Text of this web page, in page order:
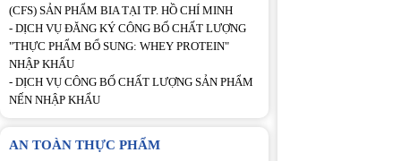
(CFS) SẢN PHẨM BIA TẠI TP. HỒ CHÍ MINH
- DỊCH VỤ ĐĂNG KÝ CÔNG BỐ CHẤT LƯỢNG
"THỰC PHẨM BỔ SUNG: WHEY PROTEIN"
NHẬP KHẨU
- DỊCH VỤ CÔNG BỐ CHẤT LƯỢNG SẢN PHẨM
NẾN NHẬP KHẨU
AN TOÀN THỰC PHẨM